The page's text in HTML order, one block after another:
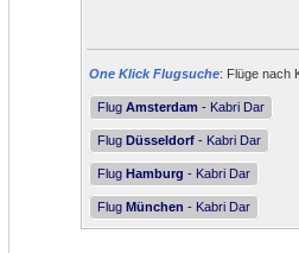
One Klick Flugsuche: Flüge nach
Flug Amsterdam - Kabri Dar
Flug Düsseldorf - Kabri Dar
Flug Hamburg - Kabri Dar
Flug München - Kabri Dar